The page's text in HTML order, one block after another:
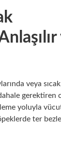
veya
gerektiren
yoluyla
ter